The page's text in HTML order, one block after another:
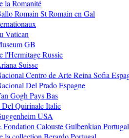
la Romanité
Romain St Romain en Gal
Vatican
GB
l'Hermitage Russie
Suisse
Centro de Arte Reina Sofia
Del Prado Espagne
Gogh Pays Bas
Del Quirinale Italie
USA
Fondation Calouste Gulbenkian Portugal